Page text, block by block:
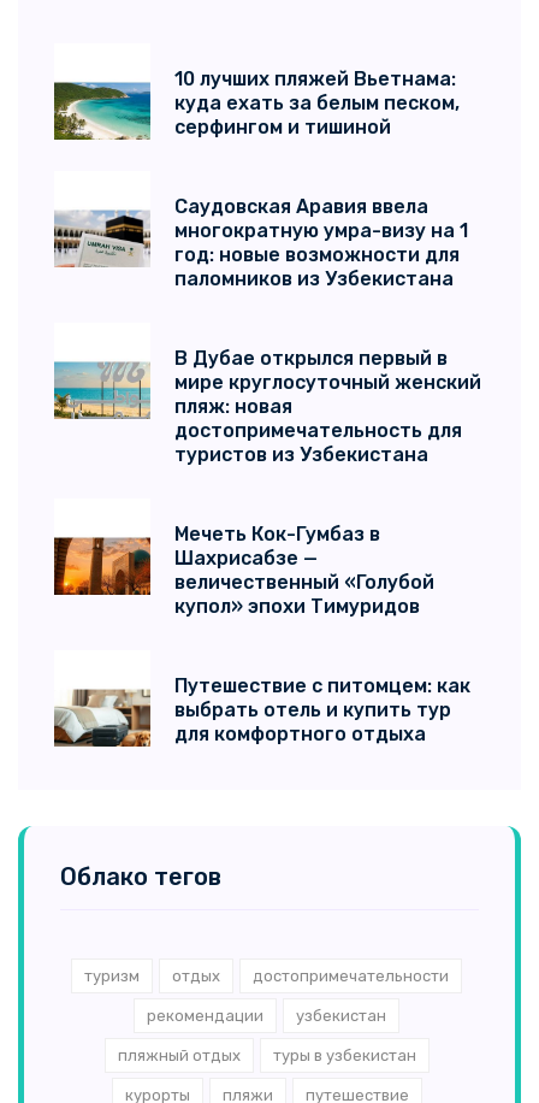
10 лучших пляжей Вьетнама:
куда ехать за белым песком,
серфингом и тишиной
Саудовская Аравия ввела
многократную умра-визу на 1
год: новые возможности для
паломников из Узбекистана
В Дубае открылся первый в
мире круглосуточный женский
пляж: новая
достопримечательность для
туристов из Узбекистана
Мечеть Кок-Гумбаз в
Шахрисабзе —
величественный «Голубой
купол» эпохи Тимуридов
Путешествие с питомцем: как
выбрать отель и купить тур
для комфортного отдыха
Облако тегов
туризм отдых достопримечательности
рекомендации узбекистан
пляжный отдых туры в узбекистан
курорты пляжи путешествие